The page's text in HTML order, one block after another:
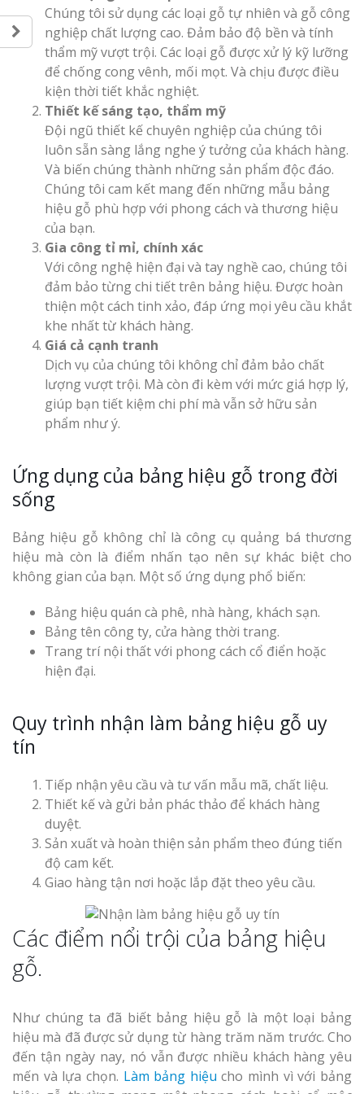
Chúng tôi sử dụng các loại gỗ tự nhiên và gỗ công
nghiệp chất lượng cao. Đảm bảo độ bền và tính
thẩm mỹ vượt trội. Các loại gỗ được xử lý kỹ lưỡng
để chống cong vênh, mối mọt. Và chịu được điều
kiện thời tiết khắc nghiệt.
Thiết kế sáng tạo, thẩm mỹ
Đội ngũ thiết kế chuyên nghiệp của chúng tôi
luôn sẵn sàng lắng nghe ý tưởng của khách hàng.
Và biến chúng thành những sản phẩm độc đáo.
Chúng tôi cam kết mang đến những mẫu bảng
hiệu gỗ phù hợp với phong cách và thương hiệu
của bạn.
Gia công tỉ mỉ, chính xác
Với công nghệ hiện đại và tay nghề cao, chúng tôi
đảm bảo từng chi tiết trên bảng hiệu. Được hoàn
thiện một cách tinh xảo, đáp ứng mọi yêu cầu khắt
khe nhất từ khách hàng.
Giá cả cạnh tranh
Dịch vụ của chúng tôi không chỉ đảm bảo chất
lượng vượt trội. Mà còn đi kèm với mức giá hợp lý,
giúp bạn tiết kiệm chi phí mà vẫn sở hữu sản
phẩm như ý.
Ứng dụng của bảng hiệu gỗ trong đời
sống
Bảng hiệu gỗ không chỉ là công cụ quảng bá thương
hiệu mà còn là điểm nhấn tạo nên sự khác biệt cho
không gian của bạn. Một số ứng dụng phổ biến:
Bảng hiệu quán cà phê, nhà hàng, khách sạn.
Bảng tên công ty, cửa hàng thời trang.
Trang trí nội thất với phong cách cổ điển hoặc
hiện đại.
Quy trình nhận làm bảng hiệu gỗ uy
tín
Tiếp nhận yêu cầu và tư vấn mẫu mã, chất liệu.
Thiết kế và gửi bản phác thảo để khách hàng
duyệt.
Sản xuất và hoàn thiện sản phẩm theo đúng tiến
độ cam kết.
Giao hàng tận nơi hoặc lắp đặt theo yêu cầu.
Các điểm nổi trội của bảng hiệu
gỗ.
Như chúng ta đã biết bảng hiệu gỗ là một loại bảng
hiệu mà đã được sử dụng từ hàng trăm năm trước. Cho
đến tận ngày nay, nó vẫn được nhiều khách hàng yêu
mến và lựa chọn. Làm bảng hiệu cho mình vì với bảng
Nghệ An Nâng Tầm
Hiệu
Làm Biển
Rẻ Tại Vinh Giải Pháp
Quả
Cáo Tại Vinh Giá Rẻ
Biển Led
Nghiệp
Làm Biển
Làm biển
tại Vinh Nghệ An
Làm Biển
Nam Đàn Uy Tín Giá
Nghệ An Đẹp
Thuốc Nghệ An Chuẩn
Hút